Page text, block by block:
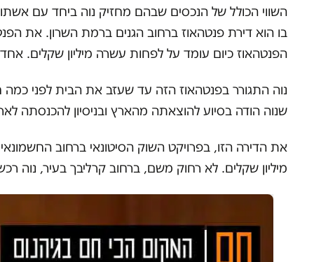
השווי הכולל של הנכסים שבהם מחזיק נוה ביחד עם
הפנטהאוז כיום עומד על לפחות עשרה מיליון שקלים.
נוה התגורר בפנטהאוז הזה עד שעזב את הבית לפני
שנוה הודה בסיוע להוצאתה מהארץ ובניסיון להכנסתה
את הדירה הזו, בפרויקט השוק הסיטונאי ברחוב
מיליון שקלים. לא רחוק משם, ברחוב קרליבך בעיר, נוה